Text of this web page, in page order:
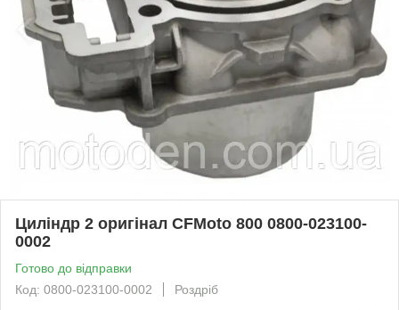
Циліндр 2 оригінал CFMoto 800 0800-023100-
0002
Готово до відправки
Код: 0800-023100-0002
Роздріб